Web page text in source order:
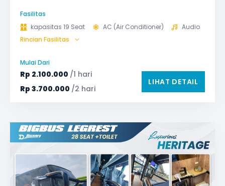
Fasilitas
kapasitas 19 Seat
AC (Air Conditioner)
Audio
GPS
Microphone untuk karaoke
TV LED & Android System
Rincian Fasilitas
Mulai Dari
Rp 2.100.000 /1 hari
Rp 3.700.000 /2 hari
LIHAT DETAIL